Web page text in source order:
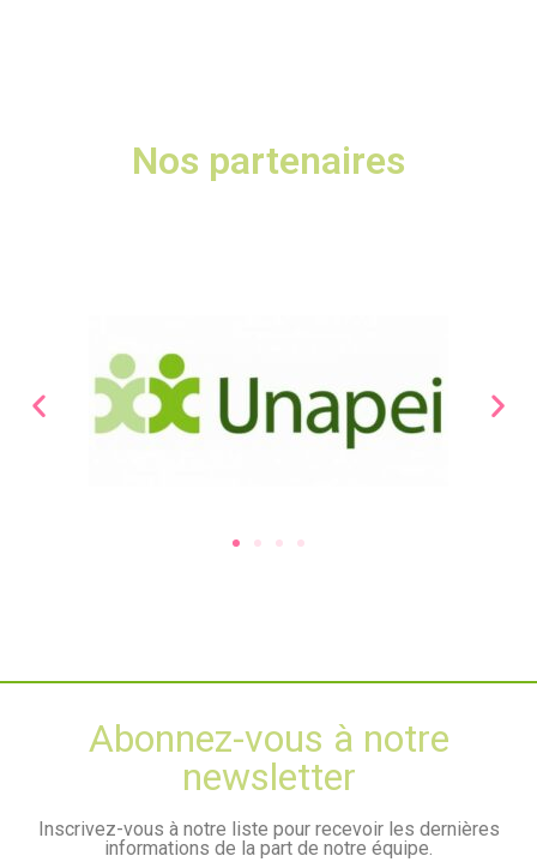
Nos partenaires
Abonnez-vous à notre
newsletter
Inscrivez-vous à notre liste pour recevoir les dernières
informations de la part de notre équipe.